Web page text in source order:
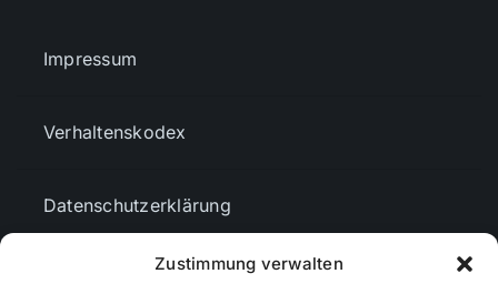
Zustimmung verwalten
Impressum
Verhaltenskodex
Datenschutzerklärung